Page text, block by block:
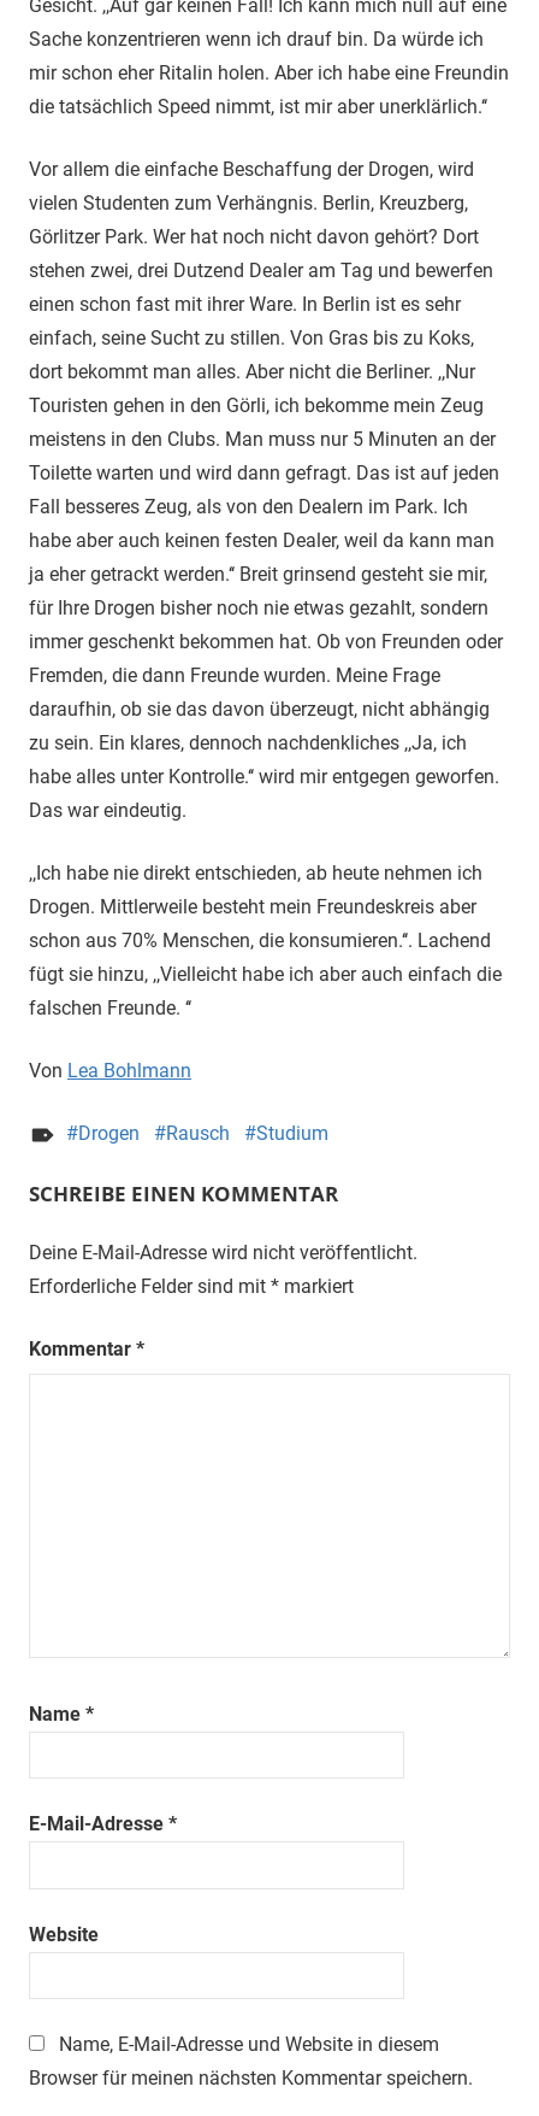
Gesicht. ,,Auf gar keinen Fall! Ich kann mich null auf eine
Sache konzentrieren wenn ich drauf bin. Da würde ich
mir schon eher Ritalin holen. Aber ich habe eine Freundin
die tatsächlich Speed nimmt, ist mir aber unerklärlich.‘‘
Vor allem die einfache Beschaffung der Drogen, wird
vielen Studenten zum Verhängnis. Berlin, Kreuzberg,
Görlitzer Park. Wer hat noch nicht davon gehört? Dort
stehen zwei, drei Dutzend Dealer am Tag und bewerfen
einen schon fast mit ihrer Ware. In Berlin ist es sehr
einfach, seine Sucht zu stillen. Von Gras bis zu Koks,
dort bekommt man alles. Aber nicht die Berliner. ,,Nur
Touristen gehen in den Görli, ich bekomme mein Zeug
meistens in den Clubs. Man muss nur 5 Minuten an der
Toilette warten und wird dann gefragt. Das ist auf jeden
Fall besseres Zeug, als von den Dealern im Park. Ich
habe aber auch keinen festen Dealer, weil da kann man
ja eher getrackt werden.‘‘ Breit grinsend gesteht sie mir,
für Ihre Drogen bisher noch nie etwas gezahlt, sondern
immer geschenkt bekommen hat. Ob von Freunden oder
Fremden, die dann Freunde wurden. Meine Frage
daraufhin, ob sie das davon überzeugt, nicht abhängig
zu sein. Ein klares, dennoch nachdenkliches ,,Ja, ich
habe alles unter Kontrolle.‘‘ wird mir entgegen geworfen.
Das war eindeutig.
,,Ich habe nie direkt entschieden, ab heute nehmen ich
Drogen. Mittlerweile besteht mein Freundeskreis aber
schon aus 70% Menschen, die konsumieren.‘‘. Lachend
fügt sie hinzu, ,,Vielleicht habe ich aber auch einfach die
falschen Freunde. ‘‘
Von Lea Bohlmann
Drogen Rausch Studium
SCHREIBE EINEN KOMMENTAR
Deine E-Mail-Adresse wird nicht veröffentlicht.
Erforderliche Felder sind mit * markiert
Kommentar *
Name *
E-Mail-Adresse *
Website
Name, E-Mail-Adresse und Website in diesem
Browser für meinen nächsten Kommentar speichern.